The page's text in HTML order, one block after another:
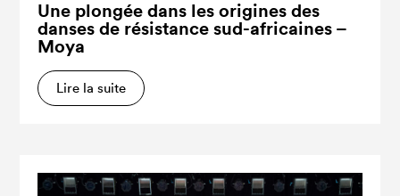
Une plongée dans les origines des
danses de résistance sud-africaines –
Moya
Lire la suite